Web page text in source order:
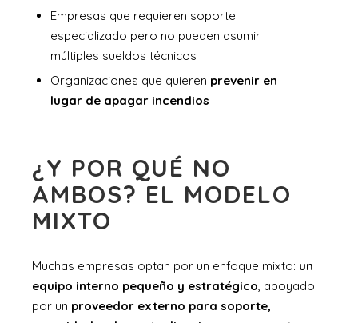
Empresas que requieren soporte
especializado pero no pueden asumir
múltiples sueldos técnicos
Organizaciones que quieren prevenir en
lugar de apagar incendios
¿Y POR QUÉ NO
AMBOS? EL MODELO
MIXTO
Muchas empresas optan por un enfoque mixto: un
equipo interno pequeño y estratégico, apoyado
por un proveedor externo para soporte,